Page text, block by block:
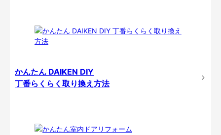
かんたん DAIKEN DIY
丁番らくらく取り換え方法